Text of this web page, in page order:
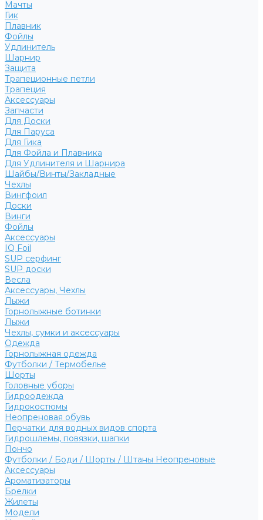
Мачты
Гик
Плавник
Фойлы
Удлинитель
Шарнир
Защита
Трапеционные петли
Трапеция
Аксессуары
Запчасти
Для Доски
Для Паруса
Для Гика
Для Фойла и Плавника
Для Удлинителя и Шарнира
Шайбы/Винты/Закладные
Чехлы
Вингфоил
Доски
Винги
Фойлы
Аксессуары
IQ Foil
SUP серфинг
SUP доски
Весла
Аксессуары, Чехлы
Лыжи
Горнолыжные ботинки
Лыжи
Чехлы, сумки и аксессуары
Одежда
Горнолыжная одежда
Футболки / Термобелье
Шорты
Головные уборы
Гидроодежда
Гидрокостюмы
Неопреновая обувь
Перчатки для водных видов спорта
Гидрошлемы, повязки, шапки
Пончо
Футболки / Боди / Шорты / Штаны Неопреновые
Аксессуары
Ароматизаторы
Брелки
Жилеты
Модели